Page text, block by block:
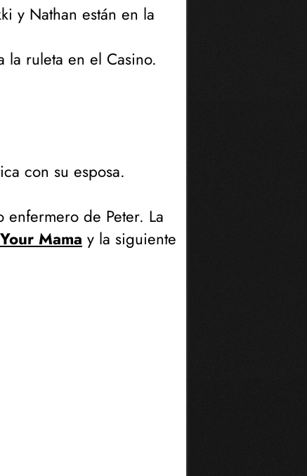
y Nathan están en la
la ruleta en el Casino.
con su esposa.
enfermero de Peter. La
Mama y la siguiente